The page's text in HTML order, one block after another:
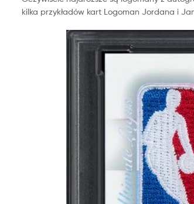
kilka przykładów kart Logoman Jordana i